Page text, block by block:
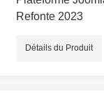
Refonte 2023
Détails du Produit